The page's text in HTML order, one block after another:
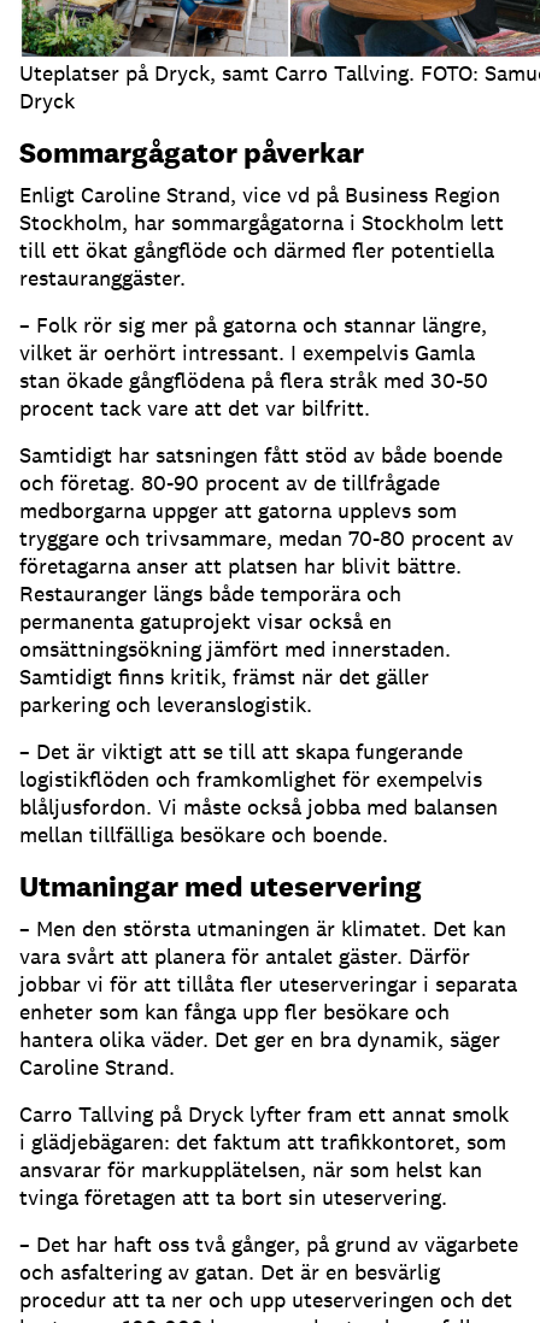
Uteplatser på Dryck, samt Carro Tallving. FOTO:
Dryck
Sommargågator påverkar
Enligt Caroline Strand, vice vd på Business Region
Stockholm, har sommargågatorna i Stockholm lett
till ett ökat gångflöde och därmed fler potentiella
restauranggäster.
– Folk rör sig mer på gatorna och stannar längre,
vilket är oerhört intressant. I exempelvis Gamla
stan ökade gångflödena på flera stråk med 30-50
procent tack vare att det var bilfritt.
Samtidigt har satsningen fått stöd av både boende
och företag. 80-90 procent av de tillfrågade
medborgarna uppger att gatorna upplevs som
tryggare och trivsammare, medan 70-80 procent av
företagarna anser att platsen har blivit bättre.
Restauranger längs både temporära och
permanenta gatuprojekt visar också en
omsättningsökning jämfört med innerstaden.
Samtidigt finns kritik, främst när det gäller
parkering och leveranslogistik.
– Det är viktigt att se till att skapa fungerande
logistikflöden och framkomlighet för exempelvis
blåljusfordon. Vi måste också jobba med balansen
mellan tillfälliga besökare och boende.
Utmaningar med uteservering
– Men den största utmaningen är klimatet. Det kan
vara svårt att planera för antalet gäster. Därför
jobbar vi för att tillåta fler uteserveringar i separata
enheter som kan fånga upp fler besökare och
hantera olika väder. Det ger en bra dynamik, säger
Caroline Strand.
Carro Tallving på Dryck lyfter fram ett annat smolk
i glädjebägaren: det faktum att trafikkontoret, som
ansvarar för markupplätelsen, när som helst kan
tvinga företagen att ta bort sin uteservering.
– Det har haft oss två gånger, på grund av vägarbete
och asfaltering av gatan. Det är en besvärlig
procedur att ta ner och upp uteserveringen och det